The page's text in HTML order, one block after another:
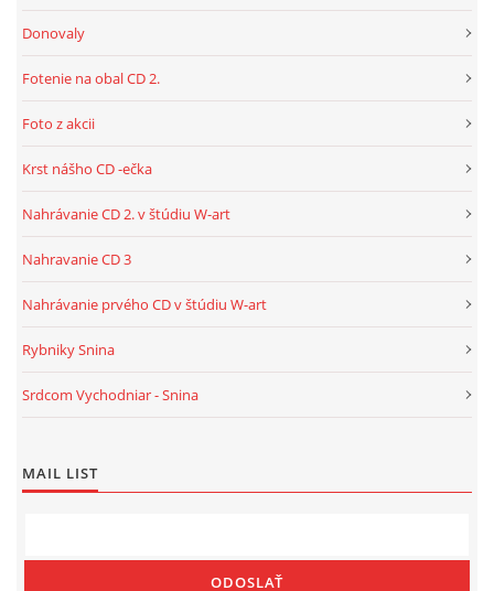
Donovaly
Fotenie na obal CD 2.
Foto z akcii
Krst nášho CD -ečka
Nahrávanie CD 2. v štúdiu W-art
Nahravanie CD 3
Nahrávanie prvého CD v štúdiu W-art
Rybniky Snina
Srdcom Vychodniar - Snina
MAIL LIST